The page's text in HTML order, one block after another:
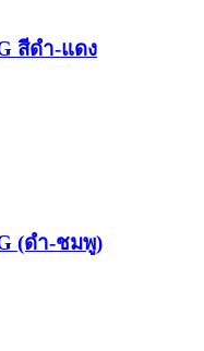
สีดำ-แดง
(ดำ-ชมพู)